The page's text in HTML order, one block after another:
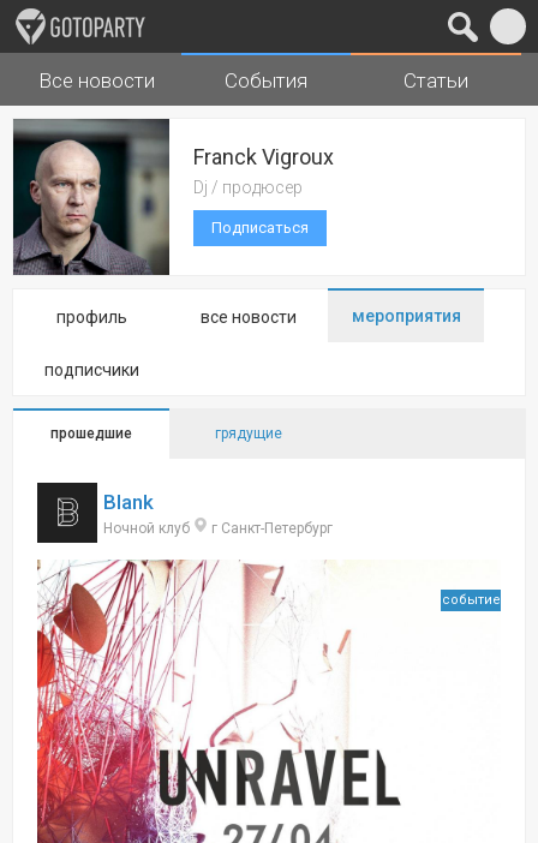
Города Музыка
Все новости События Статьи
Franck Vigroux
Dj / продюсер
Подписаться
профиль все новости мероприятия
подписчики
прошедшие грядущие
Blank
Ночной клуб г Санкт-Петербург
событие